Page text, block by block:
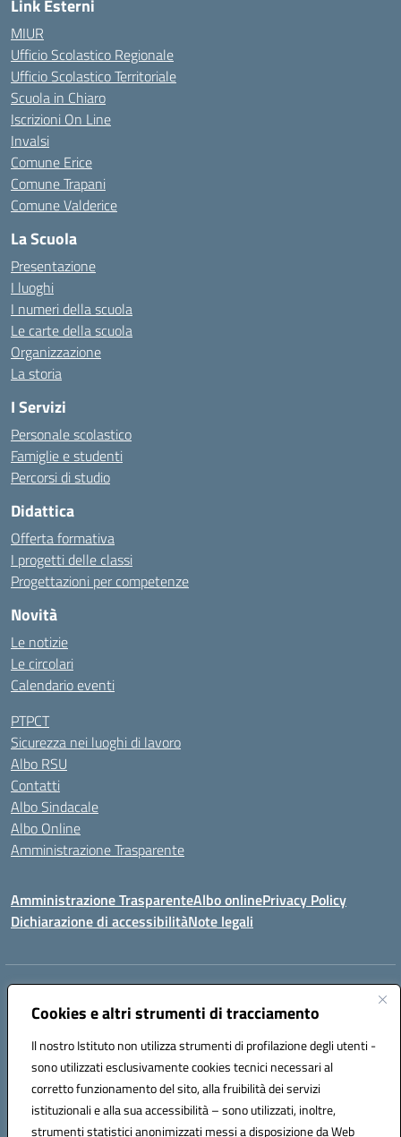
Cookies e altri strumenti di tracciamento
Il nostro Istituto non utilizza strumenti di profilazione degli utenti -
sono utilizzati esclusivamente cookies tecnici necessari al
corretto funzionamento del sito, alla fruibilità dei servizi
istituzionali e alla sua accessibilità – sono utilizzati, inoltre,
strumenti statistici anonimizzati messi a disposizione da Web
Link Esterni
MIUR
Ufficio Scolastico Regionale
Ufficio Scolastico Territoriale
Scuola in Chiaro
Iscrizioni On Line
Invalsi
Comune Erice
Comune Trapani
Comune Valderice
La Scuola
Presentazione
I luoghi
I numeri della scuola
Le carte della scuola
Organizzazione
La storia
I Servizi
Personale scolastico
Famiglie e studenti
Percorsi di studio
Didattica
Offerta formativa
I progetti delle classi
Progettazioni per competenze
Novità
Le notizie
Le circolari
Calendario eventi
PTPCT
Sicurezza nei luoghi di lavoro
Albo RSU
Contatti
Albo Sindacale
Albo Online
Amministrazione Trasparente
Amministrazione TrasparenteAlbo onlinePrivacy Policy
Dichiarazione di accessibilitàNote legali
Centralino:
Posta elettronica certificata (PEC):tpis02200a@pec.istruzione.it
Codice fiscale: 93066580817
Codice meccanografico:TPIS02200A
VIA CESARÒ, 36 - 91016 ERICE - CASA SANTA (TP)
Telefono: 0923569559